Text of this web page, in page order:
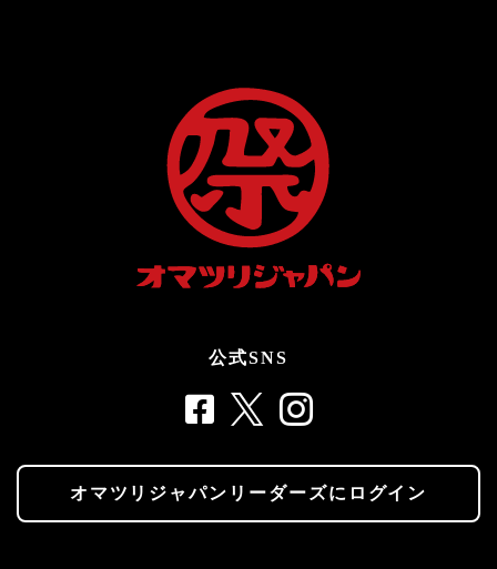
公式SNS
オマツリジャパンリーダーズにログイン